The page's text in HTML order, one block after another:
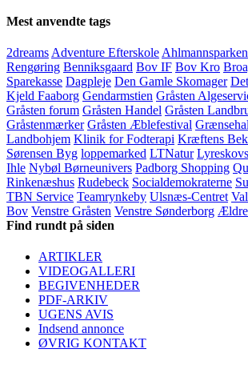
Mest anvendte tags
2dreams Adventure Efterskole Ahlmannsparken
Rengøring Benniksgaard Bov IF Bov Kro
Sparekasse Dagpleje Den Gamle Skomager
Kjeld Faaborg Gendarmstien Gråsten
Gråsten forum Gråsten Handel Gråsten
Gråstenmærker Gråsten Æblefestival
Landbohjem Klinik for Fodterapi Kræftens
Sørensen Byg loppemarked LTNatur
Ihle Nybøl Børneunivers Padborg Shopping
Rinkenæshus Rudebeck Socialdemokraterne
TBN Service Teamrynkeby Ulsnæs-Centret
Bov Venstre Gråsten Venstre Sønderborg
Find rundt på siden
ARTIKLER
VIDEOGALLERI
BEGIVENHEDER
PDF-ARKIV
UGENS AVIS
Indsend annonce
ØVRIG KONTAKT